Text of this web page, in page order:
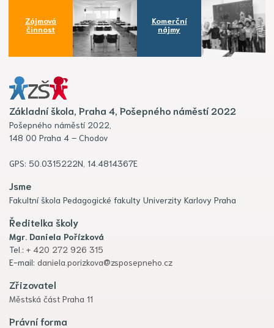
Zájmová
činnost
Komerční
nájmy
Základní škola, Praha 4, Pošepného náměstí 2022
Pošepného náměstí 2022,
148 00 Praha 4 – Chodov
GPS: 50.0315222N, 14.4814367E
Jsme
Fakultní škola Pedagogické fakulty Univerzity Karlovy Praha
Ředitelka školy
Mgr. Daniela Pořízková
Tel.: + 420 272 926 315
E-mail: daniela.porizkova@zsposepneho.cz
Zřizovatel
Městská část Praha 11
Právní forma